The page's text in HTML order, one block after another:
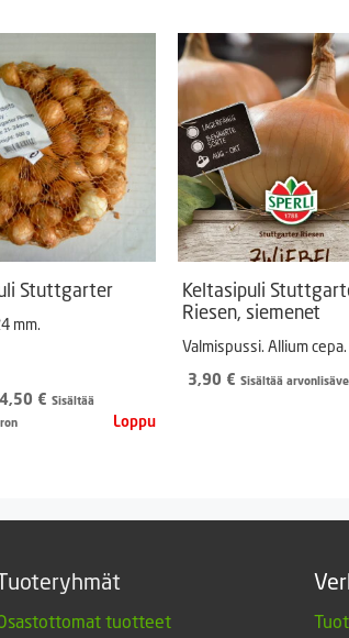
Stuttgarter
mm.
4,50 € Hintaluokka:
Sisältää
Keltasipuli
Riesen, siemenet
Valmispussi. Allium cepa.
3,90 € Sisältää
tuotteet